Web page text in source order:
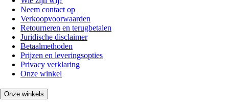
Neem contact op
Verkoopvoorwaarden
Retourneren en terugbetalen
Juridische disclaimer
Betaalmethoden
Prijzen en leveringsopties
Privacy verklaring
Onze winkel
Onze winkels